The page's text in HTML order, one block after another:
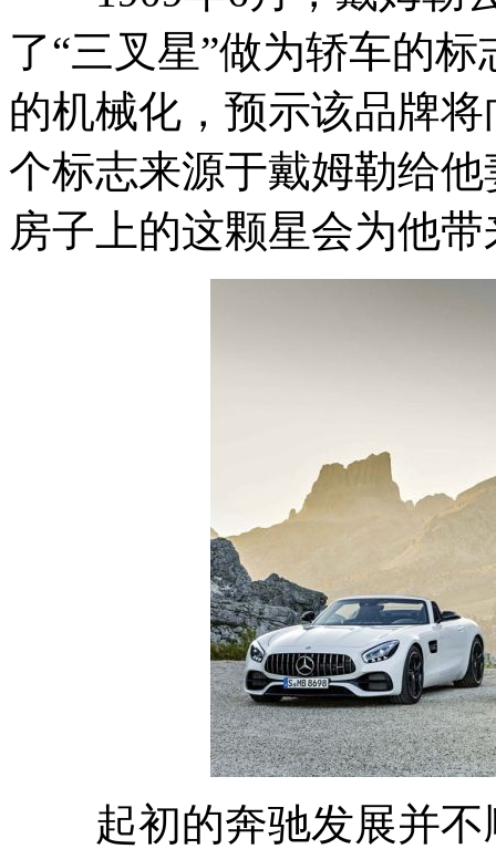
了“三叉星”做为轿车的
的机械化，预示该品牌
个标志来源于戴姆勒给
房子上的这颗星会为他
起初的奔驰发展并不